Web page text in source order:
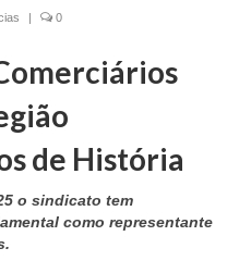
| 0
de História
o sindicato tem
como representante